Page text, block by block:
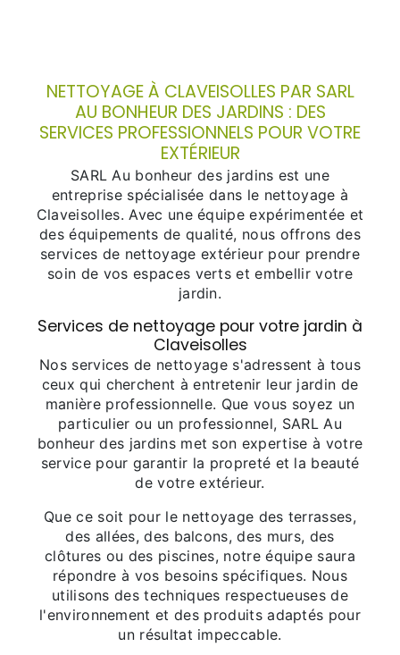
NETTOYAGE À CLAVEISOLLES PAR SARL
AU BONHEUR DES JARDINS : DES
SERVICES PROFESSIONNELS POUR VOTRE
EXTÉRIEUR
SARL Au bonheur des jardins est une
entreprise spécialisée dans le nettoyage à
Claveisolles. Avec une équipe expérimentée et
des équipements de qualité, nous offrons des
services de nettoyage extérieur pour prendre
soin de vos espaces verts et embellir votre
jardin.
Services de nettoyage pour votre jardin à
Claveisolles
Nos services de nettoyage s'adressent à tous
ceux qui cherchent à entretenir leur jardin de
manière professionnelle. Que vous soyez un
particulier ou un professionnel, SARL Au
bonheur des jardins met son expertise à votre
service pour garantir la propreté et la beauté
de votre extérieur.
Que ce soit pour le nettoyage des terrasses,
des allées, des balcons, des murs, des
clôtures ou des piscines, notre équipe saura
répondre à vos besoins spécifiques. Nous
utilisons des techniques respectueuses de
l'environnement et des produits adaptés pour
un résultat impeccable.